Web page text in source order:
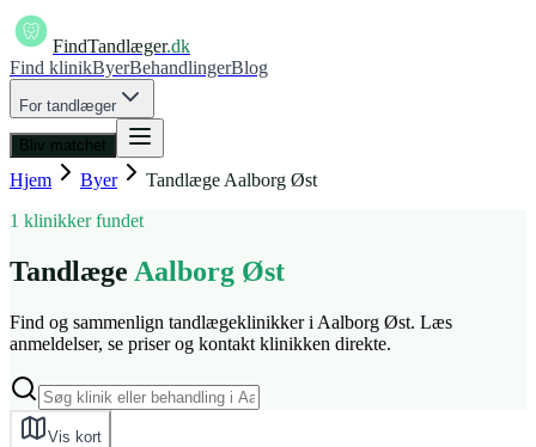
FindTandlæger.dk
Find klinikByerBehandlingerBlog
For tandlæger
Bliv matchet
Hjem Byer Tandlæge Aalborg Øst
1 klinikker fundet
Tandlæge Aalborg Øst
Find og sammenlign tandlægeklinikker i Aalborg Øst. Læs
anmeldelser, se priser og kontakt klinikken direkte.
Vis kort